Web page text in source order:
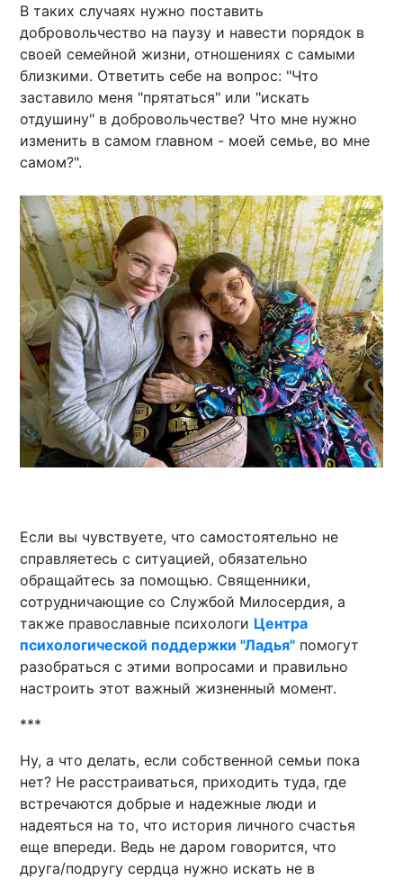
В таких случаях нужно поставить
добровольчество на паузу и навести порядок в
своей семейной жизни, отношениях с самыми
близкими. Ответить себе на вопрос: "Что
заставило меня "прятаться" или "искать
отдушину" в добровольчестве? Что мне нужно
изменить в самом главном - моей семье, во мне
самом?".
Если вы чувствуете, что самостоятельно не
справляетесь с ситуацией, обязательно
обращайтесь за помощью. Священники,
сотрудничающие со Службой Милосердия, а
также православные психологи Центра
психологической поддержки "Ладья" помогут
разобраться с этими вопросами и правильно
настроить этот важный жизненный момент.
***
Ну, а что делать, если собственной семьи пока
нет? Не расстраиваться, приходить туда, где
встречаются добрые и надежные люди и
надеяться на то, что история личного счастья
еще впереди. Ведь не даром говорится, что
друга/подругу сердца нужно искать не в